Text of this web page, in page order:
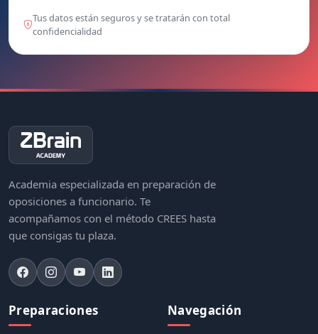
Tus datos están seguros y se tratarán con total
confidencialidad
Academia especializada en preparación de
oposiciones a funcionario. Te
acompañamos con el método CREES hasta
que consigas tu plaza.
Preparaciones Navegación